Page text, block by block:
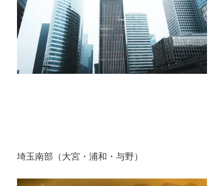
埼玉南部（大宮・浦和・与野）